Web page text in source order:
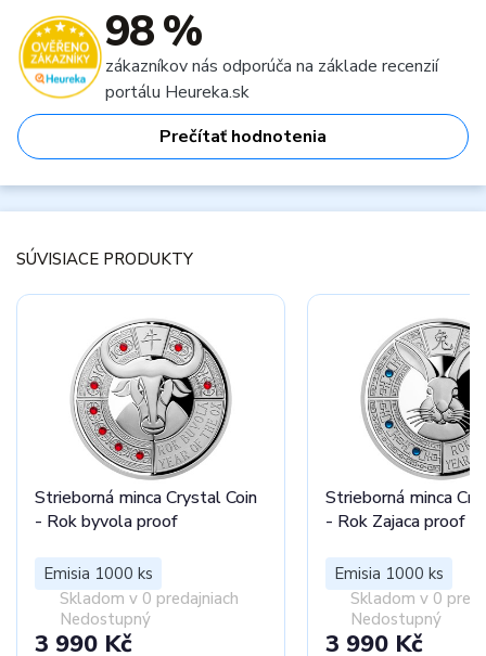
98 %
zákazníkov nás odporúča na základe recenzií
portálu Heureka.sk
Prečítať hodnotenia
SÚVISIACE PRODUKTY
Strieborná minca Crystal Coin
- Rok byvola proof
Emisia 1000 ks
Skladom v 0 predajniach
Nedostupný
3 990 Kč
Strieborná minca
- Rok Zajaca proof
Emisia 1000 ks
Skladom v 0
Nedostupný
3 990 Kč